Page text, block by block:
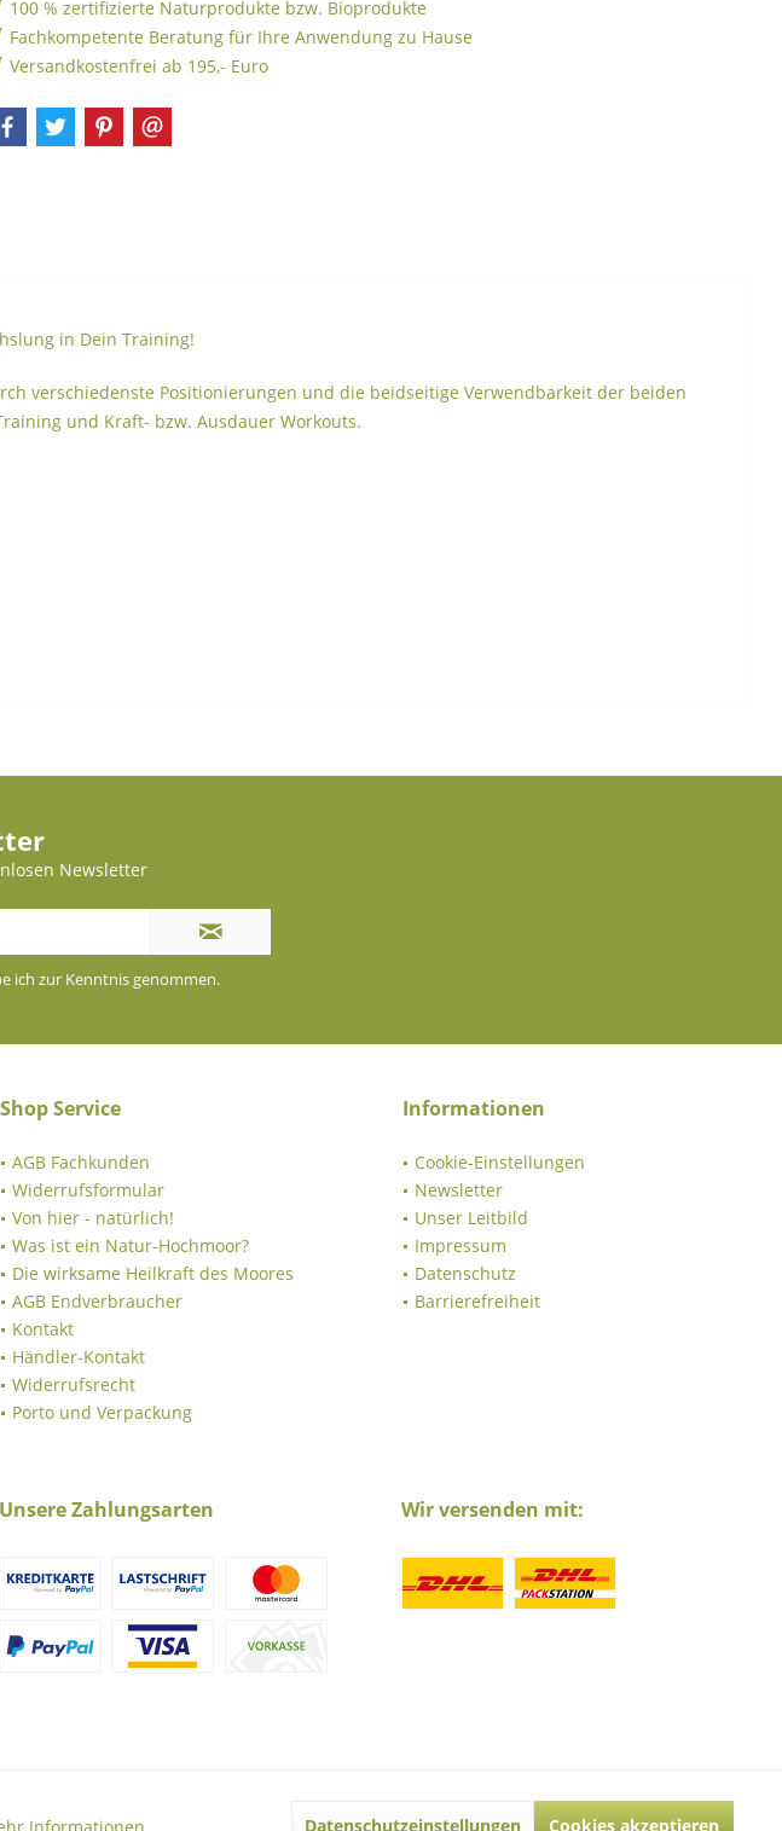
100 % zertifizierte Naturprodukte bzw. Bioprodukte
Fachkompetente Beratung für Ihre Anwendung zu Hause
Versandkostenfrei ab 195,- Euro
in Dein Training!
verschiedenste Positionierungen und die beidseitige Verwendbarkeit der beiden
und Kraft- bzw. Ausdauer Workouts.
Newsletter
ich zur Kenntnis genommen.
Shop Service
AGB Fachkunden
Widerrufsformular
Von hier - natürlich!
Was ist ein Natur-Hochmoor?
Die wirksame Heilkraft des Moores
AGB Endverbraucher
Kontakt
Händler-Kontakt
Widerrufsrecht
Porto und Verpackung
Informationen
Cookie-Einstellungen
Newsletter
Unser Leitbild
Impressum
Datenschutz
Barrierefreiheit
Unsere Zahlungsarten Wir versenden mit:
Aktiv
Datenschutzeinstellungen Cookies akzeptieren